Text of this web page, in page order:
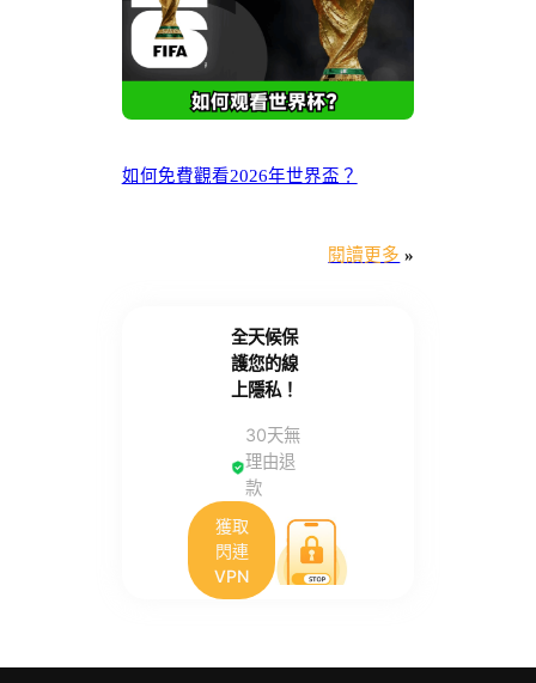
如何免費觀看2026年世界盃？
閱讀更多 »
全天候保
護您的線
上隱私！
30天無
理由退
款
獲取
閃連
VPN